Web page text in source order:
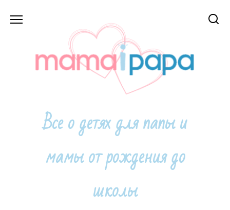
Все о детях для папы и
мамы от рождения до
школы